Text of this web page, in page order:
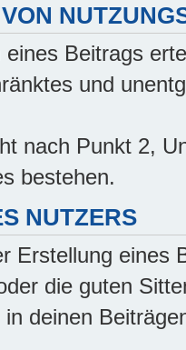
Beitrags
und
nach Punkt 2,
bestehen.
NUTZERS
Erstellung eines
die guten
deinen